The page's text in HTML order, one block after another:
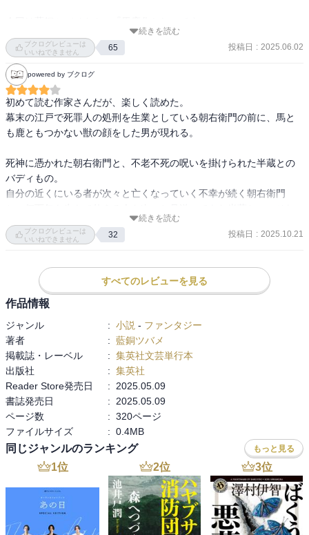
まずは藍銅ツバメさんのプロフィールから
1995年生まれ。徳島大学総合科学部人間文化学科卒業。
ゲンロン大森望SF創作講座第4期を受講し、2020年に「めめ」で第4
回ゲンロンSF新人賞優秀賞を受賞。
受賞。翌2022年に『鯉姫婚姻譚』を刊行し単行本デビューする。
（ウィキペディアより）
朝右衛門と不老不死となり三百年生きる馬とも鹿ともつかない顔を
持つ初代服部半蔵の主従が江戸の町で様々な怪異に出逢っていくと
なるほど〜、物語全体を覆うおどろおどろしい雰囲気の中、生と死
の狭間で生きるふたりの物語を通して、生きることと死ぬことは一
体なんなのかと言うことを問いかける！なんてつもりは一切なくエ
ンタメとして楽しんでほしいみたいw
作者の藍銅ツバメさんはゲームや法話が大好きでそんなところから
もインスピレーションを得ているそう
また、宮部みゆきさんや京極夏彦さんもよく読んでいるとのこと
で、おーなんか第三世代登場か？って感じやな
文体が非常に伝奇小説向けというか、雰囲気があるのに、キャラ重
視のライトノベル感も合わせ持つという不思議な仕上がりになって
いて、新たな伝奇小説の担い手としてちょっと注目したい作家さん
ですが…もっと、どんどん書かないと置いてかれてしまうで！
続きを読む
ブクログレビューは
いいねできません
65 投稿日 : 2025.06.02
powered by ブクログ
初めて読む作家さんだが、楽しく読めた。
幕末の江戸で死罪人の処刑を生業としている朝右衛門の前に、馬と
も鹿ともつかない獣の顔をした男が現れる。
死神に憑かれた朝右衛門と、不老不死の呪いを掛けられた半蔵との
バディもの。
自分の近くにいる者が次々と亡くなっていく不幸が続く朝右衛門
ぞれの孤独と生き方や人との交流の仕方が描かれる。
ひたすら耐え忍びやり過ごす朝右衛門と明るく懐に飛び込む半蔵の
終盤は朝右衛門が唯一遠ざけ生かしている同門の親友·紺太夫との運
命が描かれ、目が離せない。
ふたりの結末がどうなるのかと思いきや、新しいキャラクターも現
れて賑やかになる。
悲しい結末にはならないようにと願いつつ読んだが、意外にも晴れ
やかな希望もあり、ほっとした。
続きを読む
ブクログレビューは
いいねできません
32 投稿日 : 2025.10.21
すべてのレビューを見る
作品情報
ジャンル : 小説 - ファンタジー
著者
: 藍銅ツバメ
掲載誌・レーベル
: 集英社文芸単行本
出版社
: 集英社
Reader Store発売日
:
2025.05.09
書誌発売日
:
2025.05.09
ページ数
: 320ページ
ファイルサイズ
: 0.4MB
同じジャンルのランキング もっと見る
1位 2位 3位